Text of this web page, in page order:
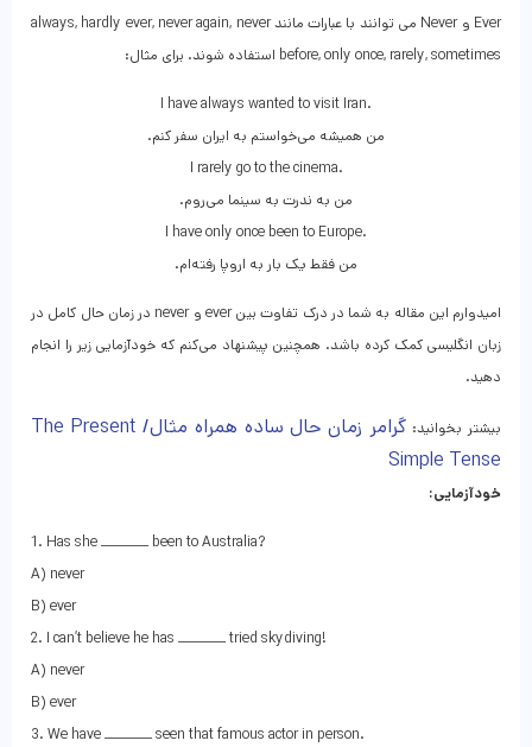
Ever و Never می توانند با عبارات مانند always, hardly ever, never again, never
before, only once, rarely, sometimes استفاده شوند. برای مثال:
I have always wanted to visit Iran.
.من همیشه می‌خواستم به ایران سفر کنم
I rarely go to the cinema.
.من به ندرت به سینما می‌روم
I have only once been to Europe.
.من فقط یک بار به اروپا رفته‌ام
امیدوارم این مقاله به شما در درک تفاوت بین ever و never در زمان حال کامل در
زبان انگلیسی کمک کرده باشد. همچنین پیشنهاد می‌کنم که خودآزمایی زیر را انجام
دهید.
بیشتر بخوانید:
گرامر زمان حال ساده همراه مثال/ The Present
Simple Tense
خودآزمایی:
1. Has she ________ been to Australia?
A) never
B) ever
2. I can’t believe he has ________ tried skydiving!
A) never
B) ever
3. We have ________ seen that famous actor in person.